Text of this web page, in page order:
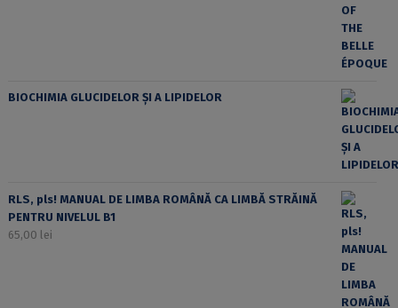
BIOCHIMIA GLUCIDELOR ȘI A LIPIDELOR
RLS, pls! MANUAL DE LIMBA ROMÂNĂ CA LIMBĂ STRĂINĂ
PENTRU NIVELUL B1
65,00 lei